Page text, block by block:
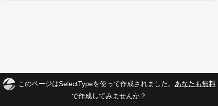
このページはSelectTypeを使って作成されました。 あなたも無料
で作成してみませんか？